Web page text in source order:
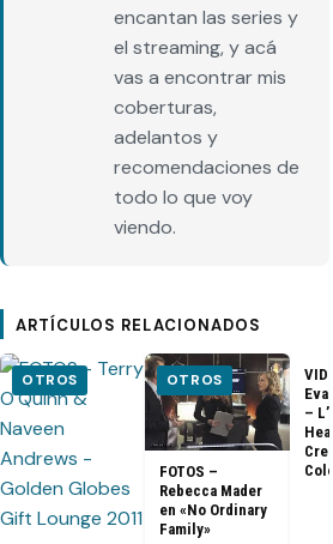
encantan las series y
el streaming, y acá
vas a encontrar mis
coberturas,
adelantos y
recomendaciones de
todo lo que voy
viendo.
ARTÍCULOS RELACIONADOS
OTROS OTROS
FOTOS –
Rebecca Mader
en «No Ordinary
Family»
–